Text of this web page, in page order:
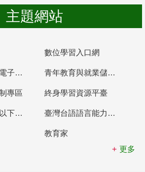
主題網站
數位學習入口網
教育部統計處電子書櫃 青年教育與就業儲蓄帳戶
專區 終身學習資源平臺
教育部高中等以下學校及幼兒園教師資格檢定考試 臺灣台語語言能力認證網站
教育家
更多